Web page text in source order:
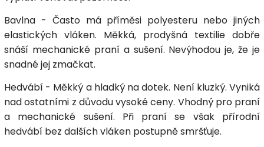
Bavlna - Často má příměsi polyesteru nebo jiných
elastických vláken. Měkká, prodyšná textilie dobře
snáší mechanické praní a sušení. Nevýhodou je, že je
snadné jej zmačkat.
Hedvábí - Měkký a hladký na dotek. Není kluzký. Vyniká
nad ostatními z důvodu vysoké ceny. Vhodný pro praní
a mechanické sušení. Při praní se však přírodní
hedvábí bez dalších vláken postupně smršťuje.